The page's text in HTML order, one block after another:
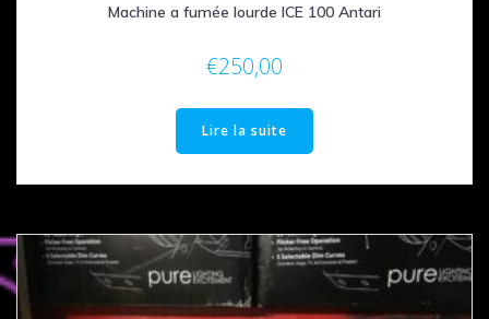
Machine a fumée lourde ICE 100 Antari
€250,00
Lire la suite